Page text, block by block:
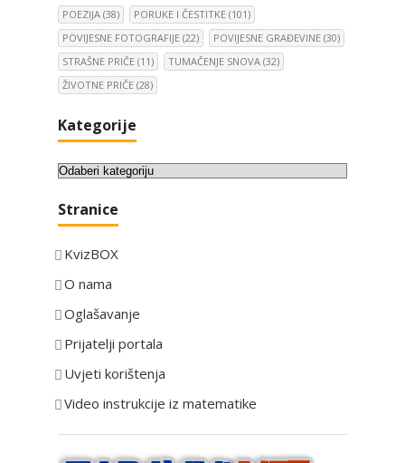
POEZIJA (38) PORUKE I ČESTITKE (101)
POVIJESNE FOTOGRAFIJE (22) POVIJESNE GRAĐEVINE (30)
STRAŠNE PRIČE (11) TUMAČENJE SNOVA (32)
ŽIVOTNE PRIČE (28)
Kategorije
K
t
g
o
i
j
Stranice
KvizBOX
O nama
Oglašavanje
Prijatelji portala
Uvjeti korištenja
Video instrukcije iz matematike